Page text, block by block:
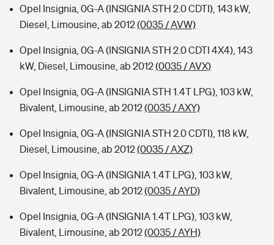
Opel Insignia, 0G-A (INSIGNIA STH 2.0 CDTI), 143 kW,
Diesel, Limousine, ab 2012(0035 / AVW)
Opel Insignia, 0G-A (INSIGNIA STH 2.0 CDTI 4X4), 143
kW, Diesel, Limousine, ab 2012(0035 / AVX)
Opel Insignia, 0G-A (INSIGNIA STH 1.4T LPG), 103 kW,
Bivalent, Limousine, ab 2012(0035 / AXY)
Opel Insignia, 0G-A (INSIGNIA STH 2.0 CDTI), 118 kW,
Diesel, Limousine, ab 2012(0035 / AXZ)
Opel Insignia, 0G-A (INSIGNIA 1.4T LPG), 103 kW,
Bivalent, Limousine, ab 2012(0035 / AYD)
Opel Insignia, 0G-A (INSIGNIA 1.4T LPG), 103 kW,
Bivalent, Limousine, ab 2012(0035 / AYH)